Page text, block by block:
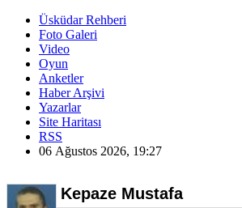
Üsküdar Rehberi
Foto Galeri
Video
Oyun
Anketler
Haber Arşivi
Yazarlar
Site Haritası
RSS
06 Ağustos 2026, 19:27
Kepaze Mustafa